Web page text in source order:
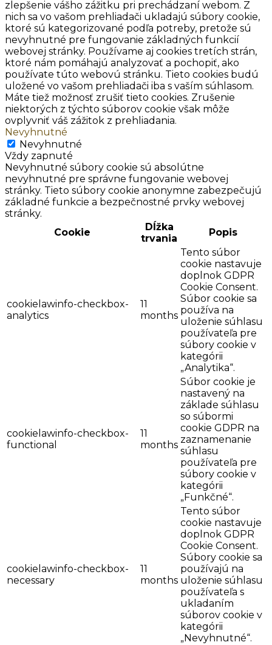
zlepšenie vášho zážitku pri prechádzaní webom. Z
nich sa vo vašom prehliadači ukladajú súbory cookie,
ktoré sú kategorizované podľa potreby, pretože sú
nevyhnutné pre fungovanie základných funkcií
webovej stránky. Používame aj cookies tretích strán,
ktoré nám pomáhajú analyzovať a pochopiť, ako
používate túto webovú stránku. Tieto cookies budú
uložené vo vašom prehliadači iba s vaším súhlasom.
Máte tiež možnosť zrušiť tieto cookies. Zrušenie
niektorých z týchto súborov cookie však môže
ovplyvniť váš zážitok z prehliadania.
Nevyhnutné
Nevyhnutné
Vždy zapnuté
Nevyhnutné súbory cookie sú absolútne
nevyhnutné pre správne fungovanie webovej
stránky. Tieto súbory cookie anonymne zabezpečujú
základné funkcie a bezpečnostné prvky webovej
stránky.
Cookie
Dĺžka
trvania
Popis
cookielawinfo-checkbox-
analytics
11
months
Tento súbor
cookie nastavuje
doplnok GDPR
Cookie Consent.
Súbor cookie sa
používa na
uloženie súhlasu
používateľa pre
súbory cookie v
kategórii
„Analytika“.
cookielawinfo-checkbox-
functional
11
months
Súbor cookie je
nastavený na
základe súhlasu
so súbormi
cookie GDPR na
zaznamenanie
súhlasu
používateľa pre
súbory cookie v
kategórii
„Funkčné“.
cookielawinfo-checkbox-
necessary
11
months
Tento súbor
cookie nastavuje
doplnok GDPR
Cookie Consent.
Súbory cookie sa
používajú na
uloženie súhlasu
používateľa s
ukladaním
súborov cookie v
kategórii
„Nevyhnutné“.